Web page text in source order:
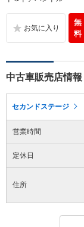
無
料
中古車販売店情報
セカンドステージ
営業時間
定休日
住所